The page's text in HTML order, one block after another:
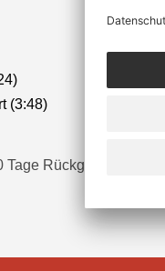
(3:48)
Tage Rückgaberecht